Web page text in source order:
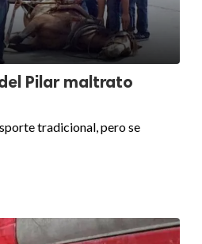
Pilar maltrato
tradicional, pero se